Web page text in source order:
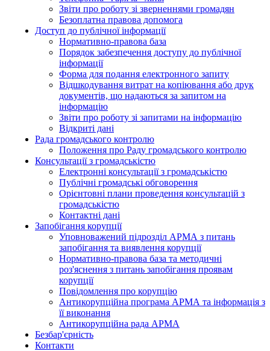
Звіти про роботу зі зверненнями громадян
Безоплатна правова допомога
Доступ до публічної інформації
Нормативно-правова база
Порядок забезпечення доступу до публічної
інформації
Форма для подання електронного запиту
Відшкодування витрат на копіювання або друк
документів, що надаються за запитом на
інформацію
Звіти про роботу зі запитами на інформацію
Відкриті дані
Рада громадського контролю
Положення про Раду громадського контролю
Консультації з громадськістю
Електронні консультації з громадськістю
Публічні громадські обговорення
Орієнтовні плани проведення консультацій з
громадськістю
Контактні дані
Запобігання корупції
Уповноважений підрозділ АРМА з питань
запобігання та виявлення корупції
Нормативно-правова база та методичні
роз'яснення з питань запобігання проявам
корупції
Повідомлення про корупцію
Антикорупційна програма АРМА та інформація з
її виконання
Антикорупційна рада АРМА
Безбар'єрність
Контакти